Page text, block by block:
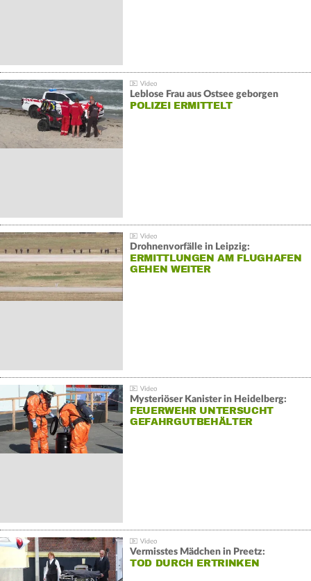
Leblose Frau aus Ostsee geborgen
POLIZEI ERMITTELT
Drohnenvorfälle in Leipzig:
ERMITTLUNGEN AM FLUGHAFEN
GEHEN WEITER
Mysteriöser Kanister in Heidelberg:
FEUERWEHR UNTERSUCHT
GEFAHRGUTBEHÄLTER
Vermisstes Mädchen in Preetz:
TOD DURCH ERTRINKEN